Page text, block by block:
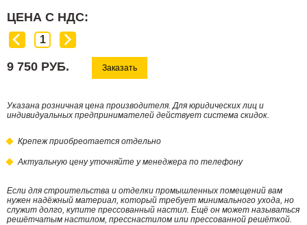
ЦЕНА С НДС:
9 750 РУБ. Заказать
Указана розничная цена производителя. Для юридических лиц и
индивидуальных предпринимателей действует система скидок.
Крепеж приобреотается отдельно
Актуальную цену уточняйте у менеджера по телефону
Если для строительства и отделки промышленных помещений вам
нужен надёжный материал, который требует минимального ухода, но
служит долго, купите прессованный настил. Ещё он может называться
решётчатым настилом, пресснастилом или прессованной решёткой.